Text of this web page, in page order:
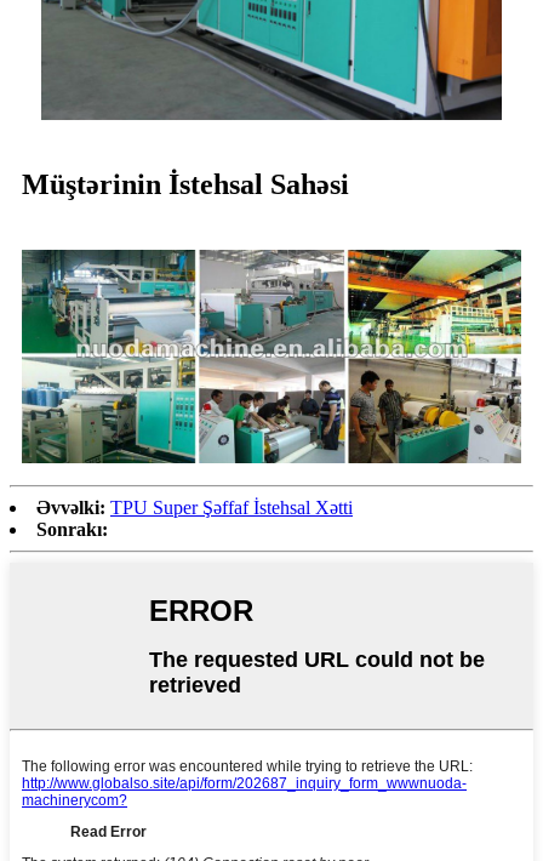
Müştərinin İstehsal Sahəsi
Əvvəlki: TPU Super Şəffaf İstehsal Xətti
Sonrakı: